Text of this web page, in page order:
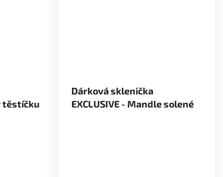
těstíčku
Dárková sklenička
EXCLUSIVE - Mandle solené